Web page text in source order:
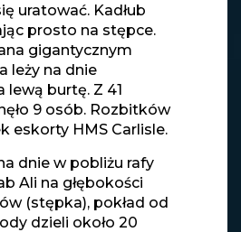
uratować. Kadłub
prosto na stępce.
gigantycznym
leży na dnie
lewą burtę. Z 41
9 osób. Rozbitków
eskorty HMS Carlisle.
dnie w pobliżu rafy
Ali na głębokości
(stępka), pokład od
dzieli około 20